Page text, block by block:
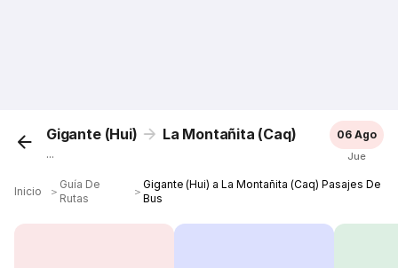
Gigante (Hui) La Montañita (Caq)
...
06 Ago
Jue
Inicio ＞
Guía De
Rutas
＞
Gigante (Hui) a La Montañita (Caq) Pasajes De
Bus